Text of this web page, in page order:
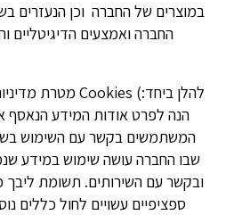
במוצרים של החברה וכן הנעזרים
החברה ואמצעים הדיגיטליים
המשתמשים בקשר עם השימוש
שבו החברה עושה שימוש במידע
ובקשר עם השירותים. תשומת ליבך
ספציפיים עשויים לחול כללים